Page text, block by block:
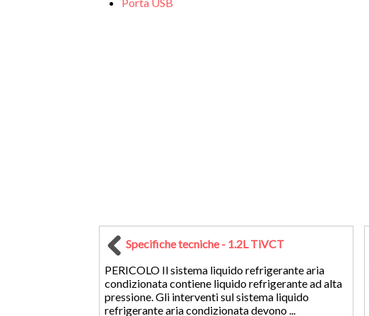
Porta USB
Specifiche tecniche - 1.2L TiVCT
PERICOLO Il sistema liquido refrigerante aria
condizionata contiene liquido refrigerante ad alta
pressione. Gli interventi sul sistema liquido
refrigerante aria condizionata devono ...